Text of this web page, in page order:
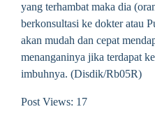
yang terhambat maka dia
berkonsultasi ke dokter atau
akan mudah dan cepat
menanganinya jika terdapat
imbuhnya. (Disdik/Rb05R)
Post Views: 17